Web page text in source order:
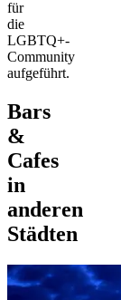
für
die
LGBTQ+-
Community
aufgeführt.
Bars
&
Cafes
in
anderen
Städten